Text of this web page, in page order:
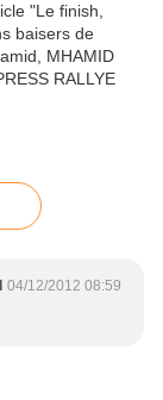
04/12/2012 08:59